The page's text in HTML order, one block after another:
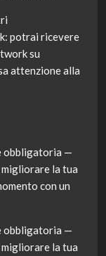
potrai ricevere
su
attenzione alla
obbligatoria —
la tua
con un
obbligatoria —
la tua